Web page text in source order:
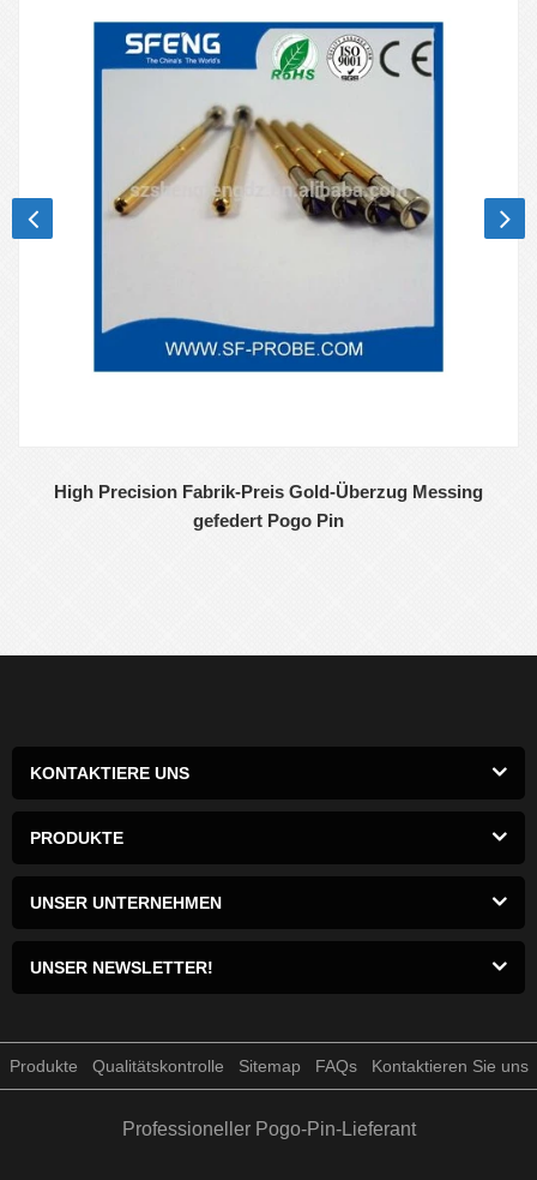
High Precision Fabrik-Preis Gold-Überzug Messing
gefedert Pogo Pin
KONTAKTIERE UNS
PRODUKTE
UNSER UNTERNEHMEN
UNSER NEWSLETTER!
Produkte Qualitätskontrolle Sitemap FAQs Kontaktieren Sie uns
Professioneller Pogo-Pin-Lieferant